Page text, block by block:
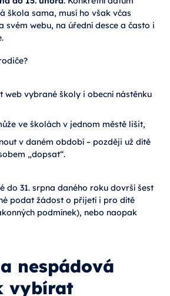
škola sama, musí ho však včas
svém webu, na úřední desce a často i
web vybrané školy i obecní nástěnku
ve školách v jednom městě lišit,
v daném období – později už dítě
„dopsat“.
do 31. srpna daného roku dovrší šest
podat žádost o přijetí i pro dítě
podmínek), nebo naopak
nespádová
vybírat